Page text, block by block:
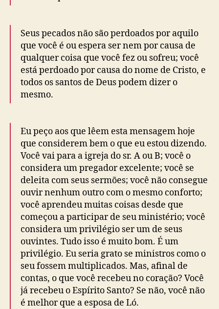
Seus pecados não são perdoados por aquilo
que você é ou espera ser nem por causa de
qualquer coisa que você fez ou sofreu; você
está perdoado por causa do nome de Cristo, e
todos os santos de Deus podem dizer o
mesmo.
Eu peço aos que lêem esta mensagem hoje
que considerem bem o que eu estou dizendo.
Você vai para a igreja do sr. A ou B; você o
considera um pregador excelente; você se
deleita com seus sermões; você não consegue
ouvir nenhum outro com o mesmo conforto;
você aprendeu muitas coisas desde que
começou a participar de seu ministério; você
considera um privilégio ser um de seus
ouvintes. Tudo isso é muito bom. É um
privilégio. Eu seria grato se ministros como o
seu fossem multiplicados. Mas, afinal de
contas, o que você recebeu no coração? Você
já recebeu o Espírito Santo? Se não, você não
é melhor que a esposa de Ló.